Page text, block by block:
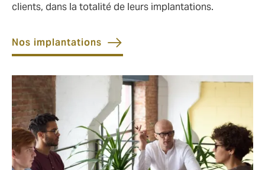
clients, dans la totalité de leurs implantations.
Nos implantations